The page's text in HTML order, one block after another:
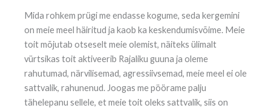
Mida rohkem prügi me endasse kogume, seda kergemini
on meie meel häiritud ja kaob ka keskendumisvõime. Meie
toit mõjutab otseselt meie olemist, näiteks ülimalt
vürtsikas toit aktiveerib Rajaliku guuna ja oleme
rahutumad, närvilisemad, agressiivsemad, meie meel ei ole
sattvalik, rahunenud. Joogas me pöörame palju
tähelepanu sellele, et meie toit oleks sattvalik, siis on